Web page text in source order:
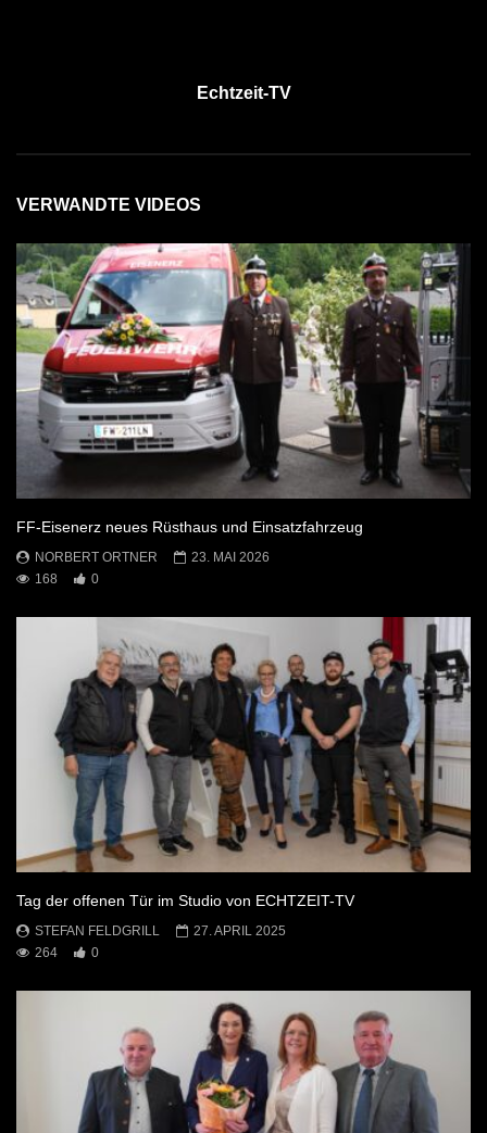
Echtzeit-TV
VERWANDTE VIDEOS
FF-Eisenerz neues Rüsthaus und Einsatzfahrzeug
NORBERT ORTNER
23. MAI 2026
168
0
Tag der offenen Tür im Studio von ECHTZEIT-TV
STEFAN FELDGRILL
27. APRIL 2025
264
0